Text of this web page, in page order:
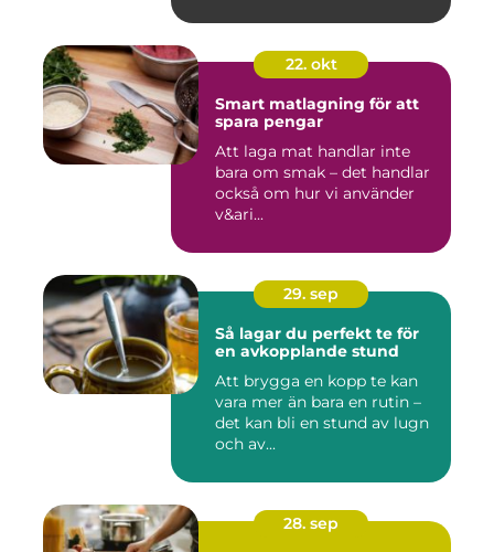
22. okt
Smart matlagning för att
spara pengar
Att laga mat handlar inte
bara om smak – det handlar
också om hur vi använder
v&ari...
29. sep
Så lagar du perfekt te för
en avkopplande stund
Att brygga en kopp te kan
vara mer än bara en rutin –
det kan bli en stund av lugn
och av...
28. sep